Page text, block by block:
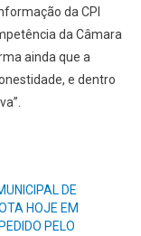
da CPI
da Câmara
ainda que a
e dentro
DE
HOJE EM
PELO